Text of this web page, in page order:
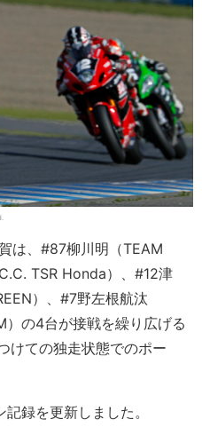
は、#87柳川明（TEAM
TSR Honda）、#12津
）、#7野左根航汰
）の4台が接戦を繰り広げる
けての独走状態でのポー
録を更新しました。